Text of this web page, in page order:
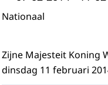
Nationaal
Zijne Majesteit Koning
dinsdag 11 februari